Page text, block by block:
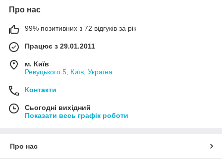
воріт в цілому. Адже полотно воріт буде рухатись рівномірно і
2)
Забезпечить безпеку на присадибній ділянці.
3)
Значно збільшить зручність під час експлуатації.
Не буде потрібно виходити з машини, щоб відкрити ворота,
досить натиснути кнопку на пульті.
Переваги автоматизованих воріт
Відкатні ворота користуються популярністю у багатьох людей
в Україні, а автоматика робить їх дуже зручними і
функціональними. Ось головні переваги автоматизації:
Про нас
99% позитивних з 72 відгуків за рік
Працює з 29.01.2011
м. Київ
Ревуцького 5, Київ, Україна
Контакти
Сьогодні вихідний
Показати весь графік роботи
Про нас